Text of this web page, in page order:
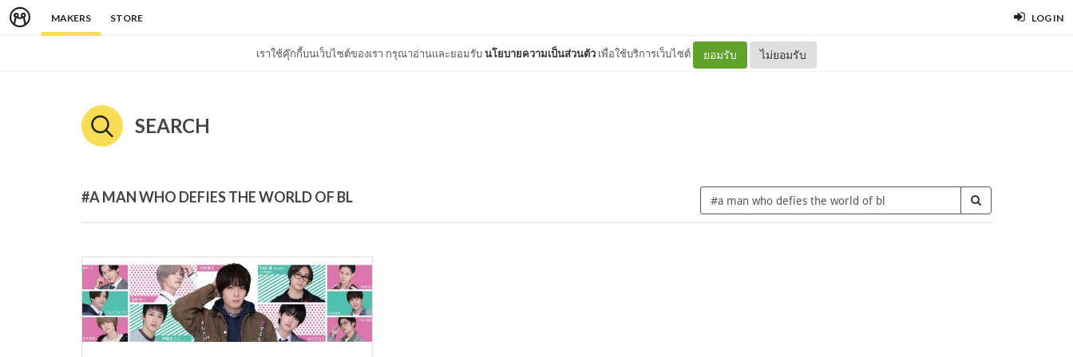
MAKERS STORE LOG IN
เราใช้คุ๊กกี้บนเว็บไซต์ของเรา กรุณาอ่านและยอมรับนโยบายความเป็นส่วนตัว เพื่อใช้บริการเว็บไซต์ ยอมรับ ไม่ยอมรับ
SEARCH
#A MAN WHO DEFIES THE WORLD OF BL